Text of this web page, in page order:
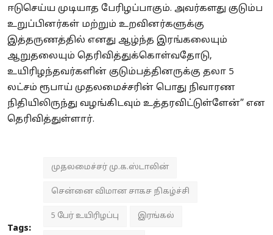
ஈடுசெய்ய முடியாத பேரிழப்பாகும். அவர்களது குடும்ப
உறுப்பினர்கள் மற்றும் உறவினர்களுக்கு
இத்தருணத்தில் எனது ஆழ்ந்த இரங்கலையும்
ஆறுதலையும் தெரிவித்துக்கொள்வதோடு,
உயிரிழந்தவர்களின் குடும்பத்தினருக்கு தலா 5
லட்சம் ரூபாய் முதலமைச்சரின் பொது நிவாரண
நிதியிலிருந்து வழங்கிடவும் உத்தரவிட்டுள்ளேன்” என
தெரிவித்துள்ளார்.
Tags:
முதலமைச்சர் மு.க.ஸ்டாலின்
சென்னை விமான சாகச நிகழ்ச்சி
5 பேர் உயிரிழப்பு இரங்கல்